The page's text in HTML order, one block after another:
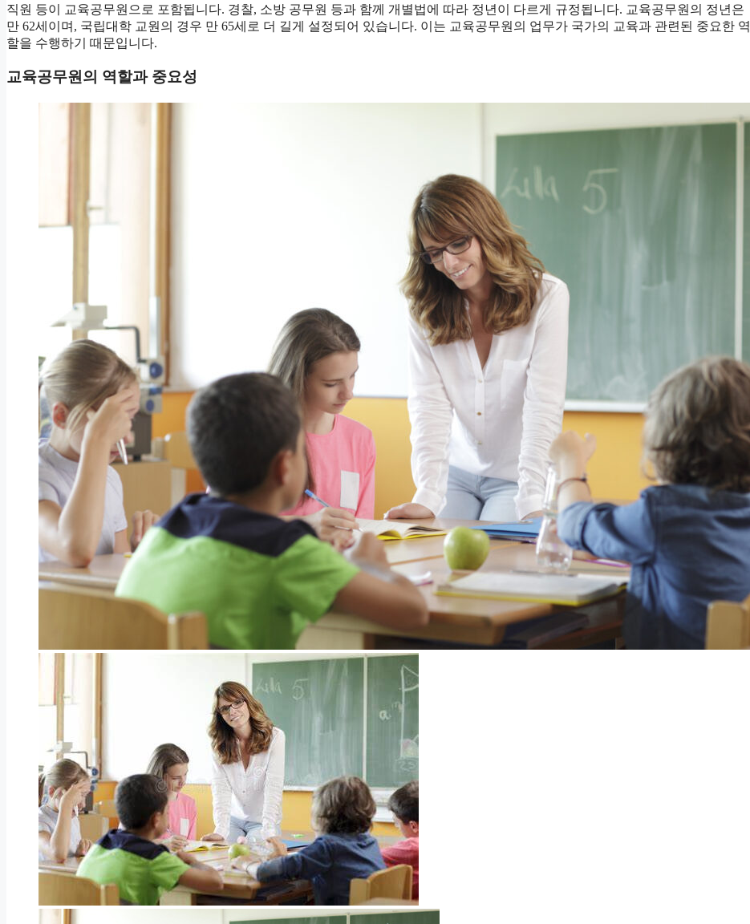
직원 등이 교육공무원으로 포함됩니다. 경찰, 소방 공무원 등과 함께 개별법에 따라 정년이 다르게 규정됩니다. 교육공무원의 정년은
만 62세이며, 국립대학 교원의 경우 만 65세로 더 길게 설정되어 있습니다. 이는 교육공무원의 업무가 국가의 교육과 관련된 중요한 역
할을 수행하기 때문입니다.
교육공무원의 역할과 중요성